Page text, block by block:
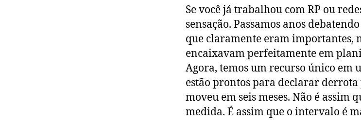
Se você já trabalhou com RP ou
sensação. Passamos anos
que claramente eram importantes,
encaixavam perfeitamente em
Agora, temos um recurso único em
estão prontos para declarar derrota
moveu em seis meses. Não é assim
medida. É assim que o intervalo é